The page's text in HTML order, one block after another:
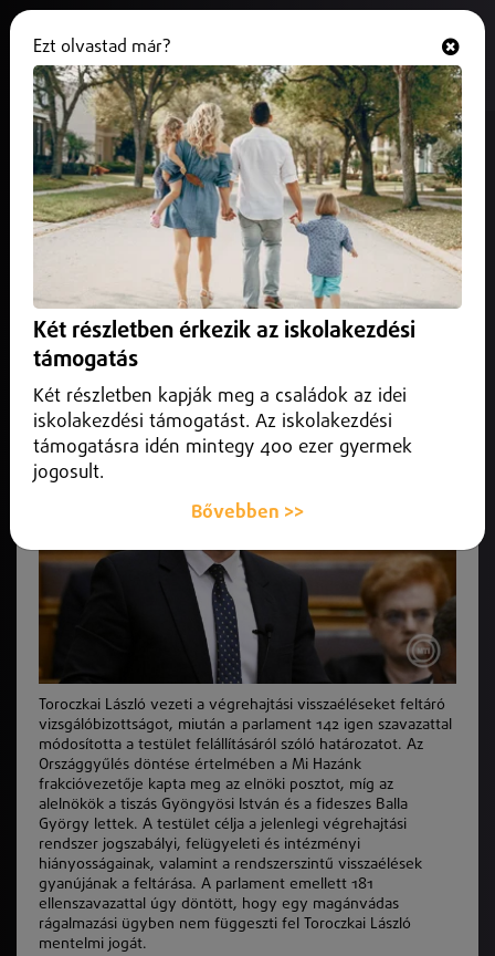
Toroczkai László vezeti a
végrehajtási visszaéléseket
feltáró vizsgálóbizottságot
2026. június 16. Belföld
Toroczkai László vezeti a végrehajtási visszaéléseket
szavazattal módosította a testület felállításáról szóló
határozatot.
Toroczkai László vezeti a végrehajtási visszaéléseket feltáró
vizsgálóbizottságot, miután a parlament 142 igen szavazattal
módosította a testület felállításáról szóló határozatot. Az
Országgyűlés döntése értelmében a Mi Hazánk
frakcióvezetője kapta meg az elnöki posztot, míg az
alelnökök a tiszás Gyöngyösi István és a fideszes Balla
György lettek. A testület célja a jelenlegi végrehajtási
rendszer jogszabályi, felügyeleti és intézményi
hiányosságainak, valamint a rendszerszintű visszaélések
gyanújának a feltárása. A parlament emellett 181
ellenszavazattal úgy döntött, hogy egy magánvádas
rágalmazási ügyben nem függeszti fel Toroczkai László
mentelmi jogát.
Ezt olvastad már?
Két részletben érkezik az iskolakezdési
támogatás
Két részletben kapják meg a családok az idei
iskolakezdési támogatást. Az iskolakezdési
támogatásra idén mintegy 400 ezer gyermek
jogosult.
Bővebben >>